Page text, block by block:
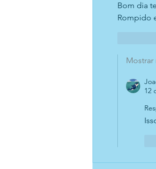
Bom dia
Rompido
Mostrar
12